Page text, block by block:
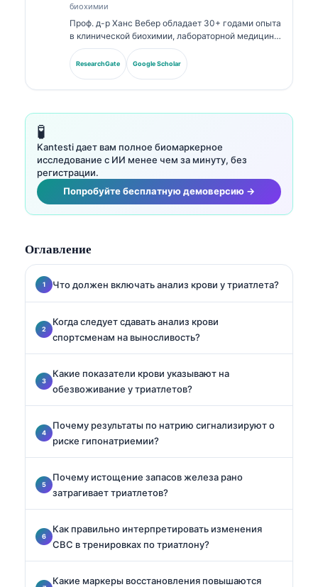
биохимии
Проф. д-р Ханс Вебер обладает 30+ годами опыта
в клинической биохимии, лабораторной медицине
и исследованиях биомаркеров. Бывший президент
Немецкого общества клинической химии, он
специализируется на анализе диагностических
ResearchGate Google Scholar
🧪
Kantesti дает вам полное биомаркерное
исследование с ИИ менее чем за минуту, без
регистрации.
Попробуйте бесплатную демоверсию →
Оглавление
Что должен включать анализ крови у триатлета?
Когда следует сдавать анализ крови
спортсменам на выносливость?
Какие показатели крови указывают на
обезвоживание у триатлетов?
Почему результаты по натрию сигнализируют о
риске гипонатриемии?
Почему истощение запасов железа рано
затрагивает триатлетов?
Как правильно интерпретировать изменения
CBC в тренировках по триатлону?
Какие маркеры восстановления повышаются